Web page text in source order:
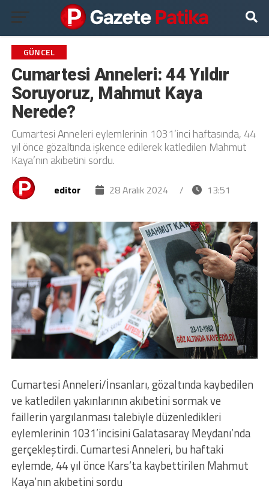
GÜNCEL
Cumartesi Anneleri: 44 Yıldır
Soruyoruz, Mahmut Kaya
Nerede?
Cumartesi Anneleri eylemlerinin 1031’inci haftasında, 44
yıl önce gözaltında işkence edilerek katledilen Mahmut
Kaya’nın akıbetini sordu.
editor 28 Aralık 2024 / 13:51
Cumartesi Anneleri/İnsanları, gözaltında kaybedilen
ve katledilen yakınlarının akıbetini sormak ve
faillerin yargılanması talebiyle düzenledikleri
eylemlerinin 1031’incisini Galatasaray Meydanı’nda
gerçekleştirdi. Cumartesi Anneleri, bu haftaki
eylemde, 44 yıl önce Kars’ta kaybettirilen Mahmut
Kaya’nın akıbetini sordu